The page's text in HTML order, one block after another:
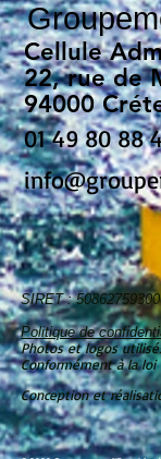
Cellule
22, rue de
94000
01 49 80 88
SIRET :
Politique de
Photos et logos
Conformément à la
Conception et